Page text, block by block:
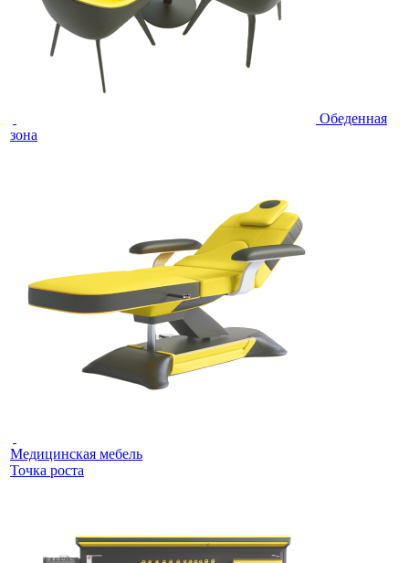
Обеденная
зона
Медицинская мебель
Точка роста